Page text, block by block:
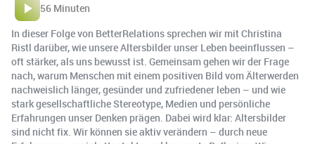
56 Minuten
In dieser Folge von BetterRelations sprechen wir mit Christina
Ristl darüber, wie unsere Altersbilder unser Leben beeinflussen –
oft stärker, als uns bewusst ist. Gemeinsam gehen wir der Frage
nach, warum Menschen mit einem positiven Bild vom Älterwerden
nachweislich länger, gesünder und zufriedener leben – und wie
stark gesellschaftliche Stereotype, Medien und persönliche
Erfahrungen unser Denken prägen. Dabei wird klar: Altersbilder
sind nicht fix. Wir können sie aktiv verändern – durch neue